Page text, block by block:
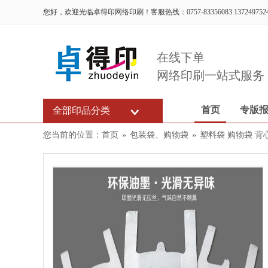
您好，欢迎光临卓得印网络印刷！客服热线：0757-83356083
在线下单
网络印刷一站式服务
全部印品分类 首页 专版
您当前的位置： 首页 » 包装袋、购物袋 » 塑料袋 购物袋 背